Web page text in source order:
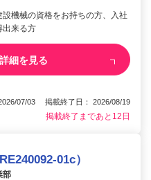
機械の資格をお持ちの方、入社
出来る方
詳細を見る
07/03 掲載終了日： 2026/08/19
掲載終了まであと12日
01c）
部